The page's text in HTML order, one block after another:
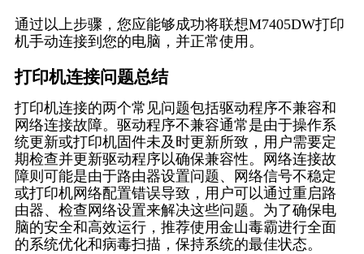
通过以上步骤，您应能够成功将联想M7405DW打印
机手动连接到您的电脑，并正常使用。
打印机连接问题总结
打印机连接的两个常见问题包括驱动程序不兼容和
网络连接故障。驱动程序不兼容通常是由于操作系
统更新或打印机固件未及时更新所致，用户需要定
期检查并更新驱动程序以确保兼容性。网络连接故
障则可能是由于路由器设置问题、网络信号不稳定
或打印机网络配置错误导致，用户可以通过重启路
由器、检查网络设置来解决这些问题。为了确保电
脑的安全和高效运行，推荐使用金山毒霸进行全面
的系统优化和病毒扫描，保持系统的最佳状态。